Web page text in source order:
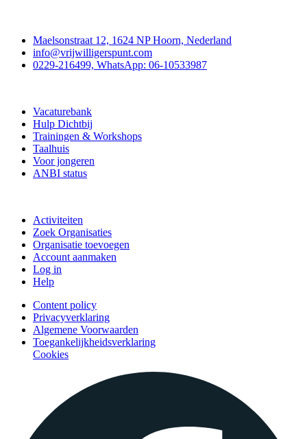
Maelsonstraat 12, 1624 NP Hoorn, Nederland
info@vrijwilligerspunt.com
0229-216499, WhatsApp: 06-10533987
Vacaturebank
Hulp Dichtbij
Trainingen & Workshops
Taalhuis
Voor jongeren
ANBI status
Activiteiten
Zoek Organisaties
Organisatie toevoegen
Account aanmaken
Log in
Help
Content policy
Privacyverklaring
Algemene Voorwaarden
Toegankelijkheidsverklaring
Cookies